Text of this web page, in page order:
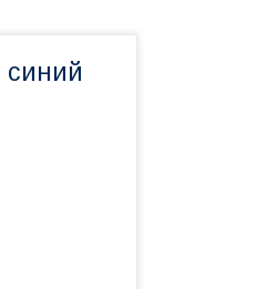
синий